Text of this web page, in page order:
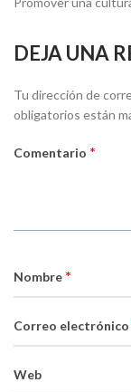
DEJA UNA
Tu dirección de
obligatorios están
Comentario *
Nombre *
Correo electrónico
Web